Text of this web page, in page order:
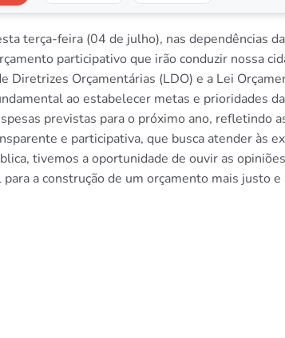
terça-feira (04 de julho), nas dependências
participativo que irão conduzir nossa
Diretrizes Orçamentárias (LDO) e a Lei
ao estabelecer metas e prioridades
previstas para o próximo ano, refletindo
e participativa, que busca atender às
tivemos a oportunidade de ouvir as
a construção de um orçamento mais justo